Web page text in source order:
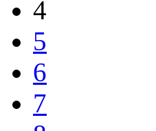
4
5
6
7